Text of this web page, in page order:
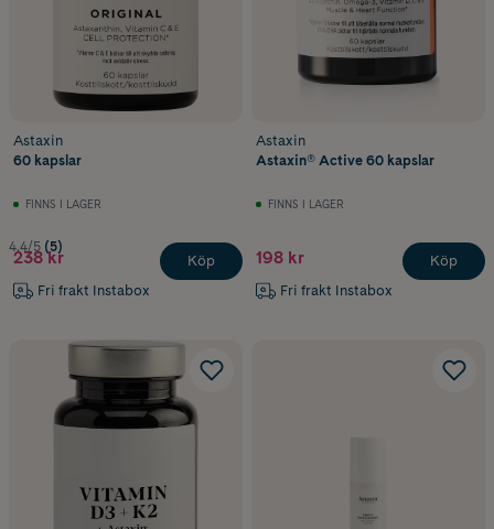
Astaxin
60 kapslar
FINNS I LAGER
4.4/5 (5)
238 kr
Fri frakt Instabox
Köp
Astaxin
Astaxin® Active 60 kapslar
FINNS I LAGER
198 kr
Fri frakt Instabox
Köp